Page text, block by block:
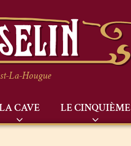
La-Hougue
CAVE LE CINQUIÈME